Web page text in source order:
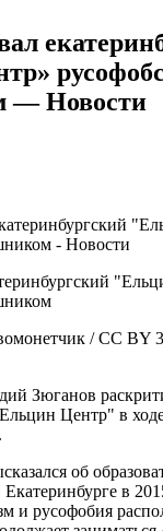
— Новости
/ CC BY
Зюганов
Центр" в ходе
об
в
и русофобия